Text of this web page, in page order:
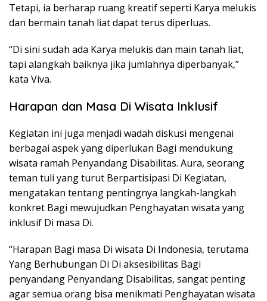
Tetapi, ia berharap ruang kreatif seperti Karya melukis
dan bermain tanah liat dapat terus diperluas.
“Di sini sudah ada Karya melukis dan main tanah liat,
tapi alangkah baiknya jika jumlahnya diperbanyak,”
kata Viva.
Harapan dan Masa Di Wisata Inklusif
Kegiatan ini juga menjadi wadah diskusi mengenai
berbagai aspek yang diperlukan Bagi mendukung
wisata ramah Penyandang Disabilitas. Aura, seorang
teman tuli yang turut Berpartisipasi Di Kegiatan,
mengatakan tentang pentingnya langkah-langkah
konkret Bagi mewujudkan Penghayatan wisata yang
inklusif Di masa Di.
“Harapan Bagi masa Di wisata Di Indonesia, terutama
Yang Berhubungan Di Di aksesibilitas Bagi
penyandang Penyandang Disabilitas, sangat penting
agar semua orang bisa menikmati Penghayatan wisata